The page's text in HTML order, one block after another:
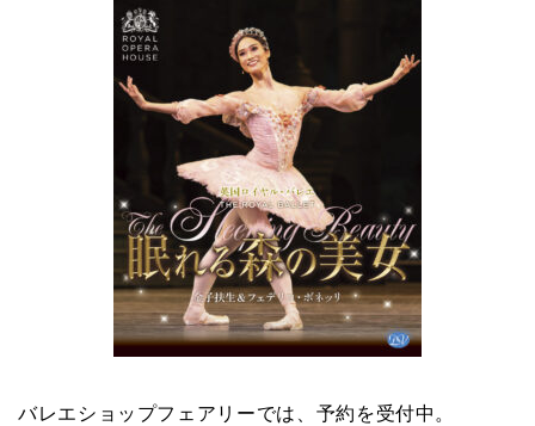
バレエショップフェアリーでは、予約を受付中。